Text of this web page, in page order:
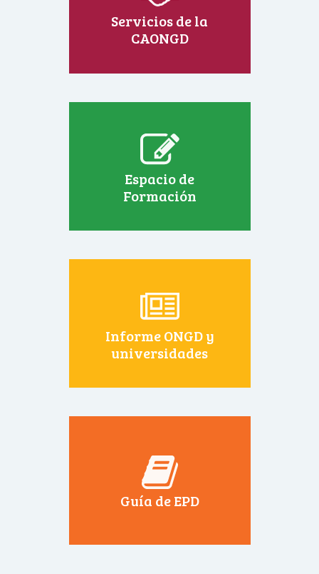
Servicios de la
CAONGD
Espacio de
Formación
Informe ONGD y
universidades
Guía de EPD